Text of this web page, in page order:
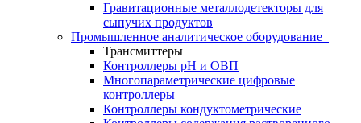
Гравитационные металлодетекторы для
сыпучих продуктов
Промышленное аналитическое оборудование
Трансмиттеры
Контроллеры рН и ОВП
Многопараметрические цифровые
контроллеры
Контроллеры кондуктометрические